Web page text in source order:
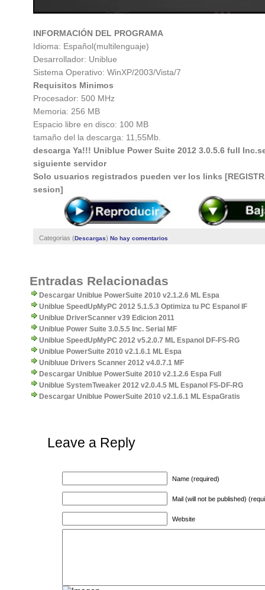
INFORMACIÓN DEL PROGRAMA
Idioma: Español(multilenguaje)
Desarrollador: Uniblue
Sistema Operativo: WinXP/2003/Vista/7
Requisitos Minimos
Procesador: 500 MHz
Memoria: 256 MB
Espacio libre en disco: 100 MB
tamaño del la descarga: 11,55Mb.
descarga Ya!!! Uniblue Power Suite 2012 3.0.5.6 full
siguiente servidor
Solo usuarios registrados pueden ver los links
sesion]
Categorias (Descargas) No hay comentarios
Entradas Relacionadas
Descargar Uniblue PowerSuite 2010 v2.1.2.6 ML Espa
Uniblue SpeedUpMyPC 2012 5.1.5.3 Optimiza tu PC Espanol IF
Uniblue DriverScanner v39 Edicion 2011
Uniblue Power Suite 3.0.5.5 Inc. Serial MF
Uniblue SpeedUpMyPC 2012 v5.2.0.7 ML Espanol DF-FS-RG
Uniblue PowerSuite 2010 v2.1.6.1 ML Espa
Unibluue Drivers Scanner 2012 v4.0.7.1 MF
Descargar Uniblue PowerSuite 2010 v2.1.2.6 Espa Full
Uniblue SystemTweaker 2012 v2.0.4.5 ML Espanol FS-DF-RG
Descargar Uniblue PowerSuite 2010 v2.1.6.1 ML EspaGratis
Leave a Reply
Name (required)
Mail (will not be published)
Website